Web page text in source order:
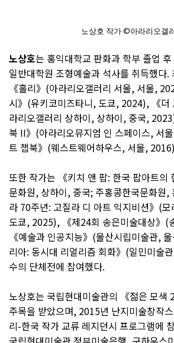
노상호 작가 ©아라리오갤
노상호는 홍익대학교 판화과 학부 졸업
일반대학원 조형예술과 석사를 취득했다.
《홀리》(아라리오갤러리 서울, 서울,
시》(유키코미즈타니, 도쿄, 2024), 《더
라리오갤러리 상하이, 상하이, 중국,
북 II》(아라리오뮤지엄 인 스페이스, 서
트 챕북》(웨스트웨어하우스, 서울,
또한 작가는 《키치 앤 팝: 한국 팝아트의
문화원, 상하이, 중국; 주홍콩한국문화원
라 70주년: 고질라 디 아트 익지비션》(
도쿄, 2025), 《제24회 송은미술대상》(
《예술과 인공지능》(울산시립미술관,
리아: 동시대 리얼리즘 회화》(일민미술
수의 단체전에 참여했다.
노상호는 국립현대미술관의 《젊은 모색
주목을 받았으며, 2015년 난지미술창작
리-한국 작가 교류 레지던시 프로그램에